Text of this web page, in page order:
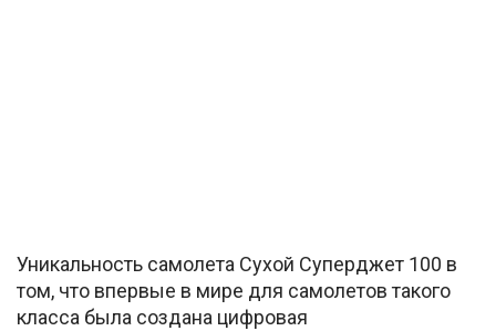
Уникальность самолета Сухой Суперджет 100 в
том, что впервые в мире для самолетов такого
класса была создана цифровая